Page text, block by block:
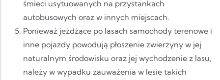
śmieci usytuowanych na przystankach
autobusowych oraz w innych miejscach.
Ponieważ jeżdżące po lasach samochody terenowe i
inne pojazdy powodują płoszenie zwierzyny w jej
naturalnym środowisku oraz jej wychodzenie z lasu,
należy w wypadku zauważenia w lesie takich